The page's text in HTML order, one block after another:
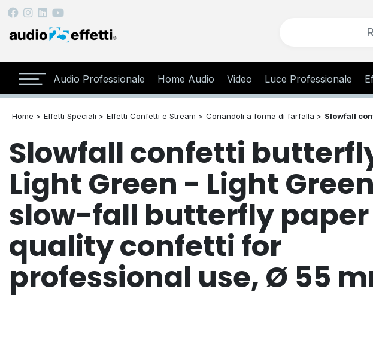
Audio Professionale Home Audio Video Luce Professionale
Home > Effetti Speciali > Effetti Confetti e Stream > Coriandoli a forma di farfalla > Slowfall
Slowfall confetti
Light Green - Light Green
slow-fall butterfly
quality confetti for
professional use, Ø 55